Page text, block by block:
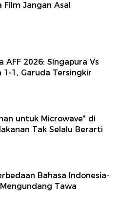
Film Jangan Asal
AFF 2026: Singapura Vs
1-1, Garuda Tersingkir
untuk Microwave" di
Tak Selalu Berarti
Bahasa Indonesia-
Tawa